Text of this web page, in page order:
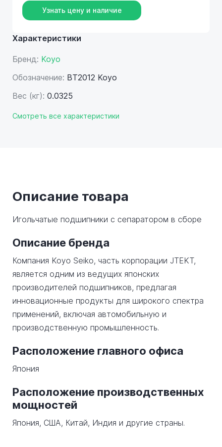
Характеристики
Бренд: Koyo
Обозначение: BT2012 Koyo
Вес (кг): 0.0325
Смотреть все характеристики
Узнать цену и наличие
Описание товара
Игольчатые подшипники с сепаратором в сборе
Описание бренда
Компания Koyo Seiko, часть корпорации JTEKT,
является одним из ведущих японских
производителей подшипников, предлагая
инновационные продукты для широкого спектра
применений, включая автомобильную и
производственную промышленность.
Расположение главного офиса
Япония
Расположение производственных
мощностей
Япония, США, Китай, Индия и другие страны.